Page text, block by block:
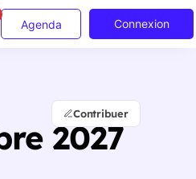
Agenda Connexion
2027
Contribuer